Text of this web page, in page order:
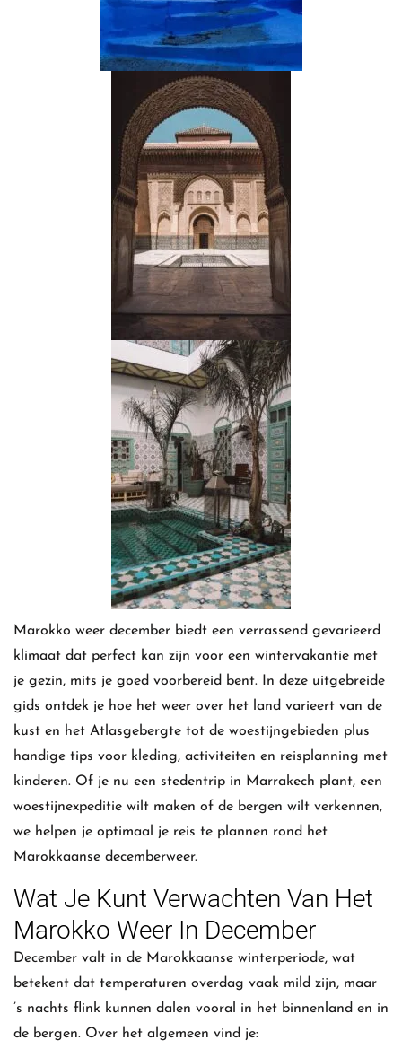
Marokko weer december biedt een verrassend gevarieerd
klimaat dat perfect kan zijn voor een wintervakantie met
je gezin, mits je goed voorbereid bent. In deze uitgebreide
gids ontdek je hoe het weer over het land varieert van de
kust en het Atlasgebergte tot de woestijngebieden plus
handige tips voor kleding, activiteiten en reisplanning met
kinderen. Of je nu een stedentrip in Marrakech plant, een
woestijnexpeditie wilt maken of de bergen wilt verkennen,
we helpen je optimaal je reis te plannen rond het
Marokkaanse decemberweer.
Wat Je Kunt Verwachten Van Het
Marokko Weer In December
December valt in de Marokkaanse winterperiode, wat
betekent dat temperaturen overdag vaak mild zijn, maar
’s nachts flink kunnen dalen vooral in het binnenland en in
de bergen. Over het algemeen vind je: